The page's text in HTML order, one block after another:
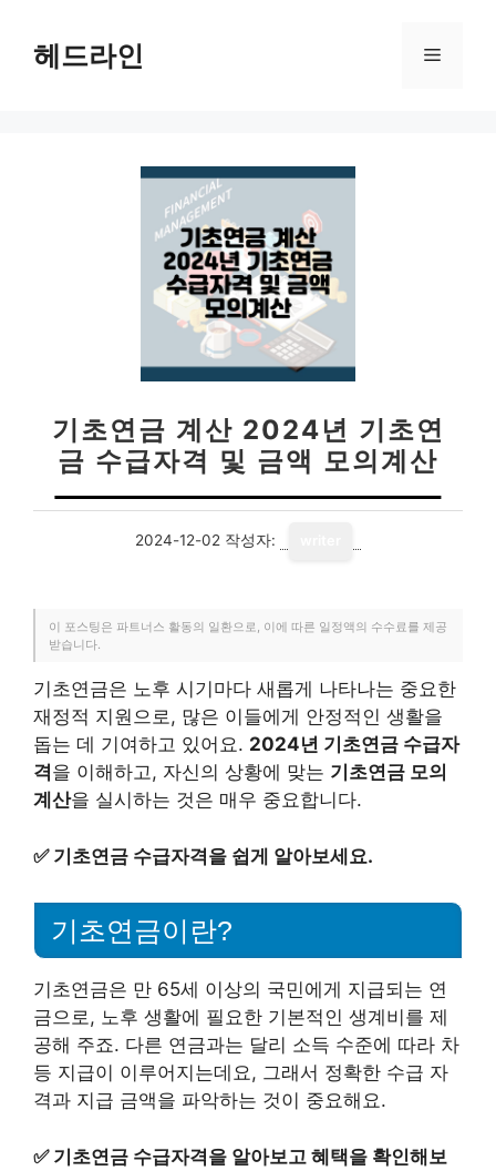
헤드라인 메
기초연금 계산 2024년 기초연
금 수급자격 및 금액 모의계산
2024-12-02 작성자:
이 포스팅은 파트너스 활동의 일환으로, 이에 따른 일정액의 수수료를 제공
받습니다.
기초연금은 노후 시기마다 새롭게 나타나는 중요한
재정적 지원으로, 많은 이들에게 안정적인 생활을
돕는 데 기여하고 있어요. 2024년 기초연금 수급자
격을 이해하고, 자신의 상황에 맞는 기초연금 모의
계산을 실시하는 것은 매우 중요합니다.
✅ 기초연금 수급자격을 쉽게 알아보세요.
기초연금이란?
기초연금은 만 65세 이상의 국민에게 지급되는 연
금으로, 노후 생활에 필요한 기본적인 생계비를 제
공해 주죠. 다른 연금과는 달리 소득 수준에 따라 차
등 지급이 이루어지는데요, 그래서 정확한 수급 자
격과 지급 금액을 파악하는 것이 중요해요.
✅ 기초연금 수급자격을 알아보고 혜택을 확인해보